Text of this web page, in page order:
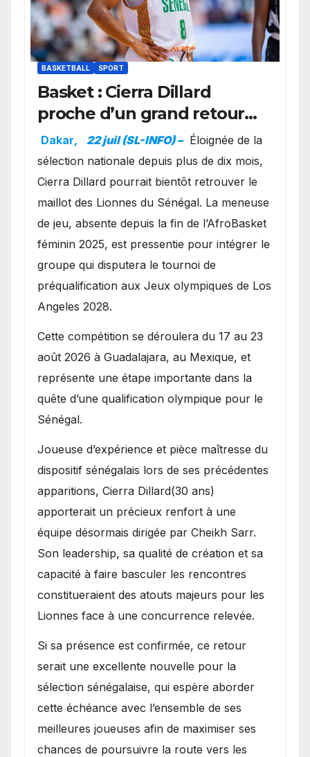
BASKETBALL SPORT
Basket : Cierra Dillard
proche d’un grand retour
avec les Lionnes ?
Dakar, 22 juil (SL-INFO) – Éloignée de la
sélection nationale depuis plus de dix mois,
Cierra Dillard pourrait bientôt retrouver le
maillot des Lionnes du Sénégal. La meneuse
de jeu, absente depuis la fin de l’AfroBasket
féminin 2025, est pressentie pour intégrer le
groupe qui disputera le tournoi de
préqualification aux Jeux olympiques de Los
Angeles 2028.
Cette compétition se déroulera du 17 au 23
août 2026 à Guadalajara, au Mexique, et
représente une étape importante dans la
quête d’une qualification olympique pour le
Sénégal.
Joueuse d’expérience et pièce maîtresse du
dispositif sénégalais lors de ses précédentes
apparitions, Cierra Dillard(30 ans)
apporterait un précieux renfort à une
équipe désormais dirigée par Cheikh Sarr.
Son leadership, sa qualité de création et sa
capacité à faire basculer les rencontres
constitueraient des atouts majeurs pour les
Lionnes face à une concurrence relevée.
Si sa présence est confirmée, ce retour
serait une excellente nouvelle pour la
sélection sénégalaise, qui espère aborder
cette échéance avec l’ensemble de ses
meilleures joueuses afin de maximiser ses
chances de poursuivre la route vers les